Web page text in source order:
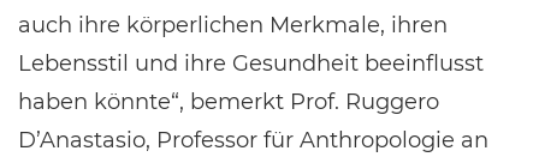
auch ihre körperlichen Merkmale, ihren
Lebensstil und ihre Gesundheit beeinflusst
haben könnte“, bemerkt Prof. Ruggero
D’Anastasio, Professor für Anthropologie an